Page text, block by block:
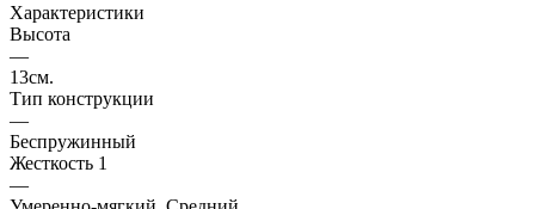
Характеристики
Высота
—
13см.
Тип конструкции
—
Беспружинный
Жесткость 1
—